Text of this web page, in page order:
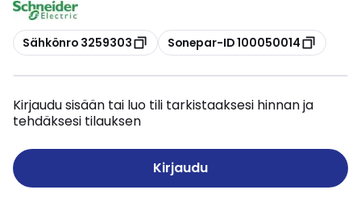
Kopioi
Sähkönro 3259303 Kopioi
Sonepar-ID 100050014
Kirjaudu sisään tai luo tili tarkistaaksesi hinnan ja
tehdäksesi tilauksen
Kirjaudu